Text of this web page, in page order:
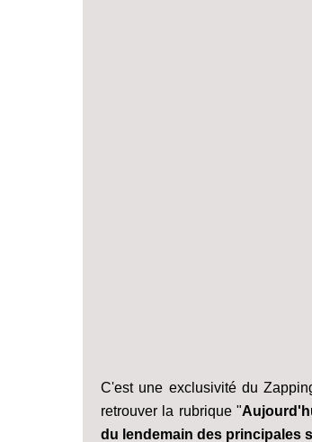
C'est une exclusivité du
retrouver la rubrique "
du lendemain des principales